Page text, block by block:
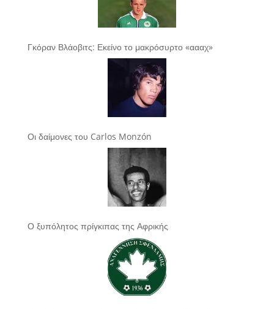
Γκόραν Βλάοβιτς: Εκείνο το μακρόσυρτο «αααχ»
Οι δαίμονες του Carlos Monzón
Ο ξυπόλητος πρίγκιπας της Αφρικής